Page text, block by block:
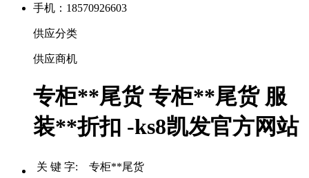
手机：18570926603
供应分类
供应商机
专柜**尾货 专柜**尾货 服
装**折扣 -ks8凯发官方网站
关 键 字: 专柜**尾货